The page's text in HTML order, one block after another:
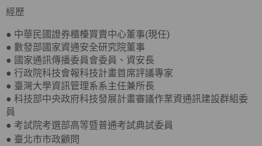
經歷
● 中華民國證券櫃檯買賣中心董事(現任)
● 數發部國家資通安全研究院董事
● 國家通訊傳播委員會委員、資安長
● 行政院科技會報科技計畫首席評議專家
● 臺灣大學資訊管理系系主任兼所長
● 科技部中央政府科技發展計畫審議作業資通訊建設群組委
員
● 考試院考選部高等暨普通考試典試委員
● 臺北市市政顧問